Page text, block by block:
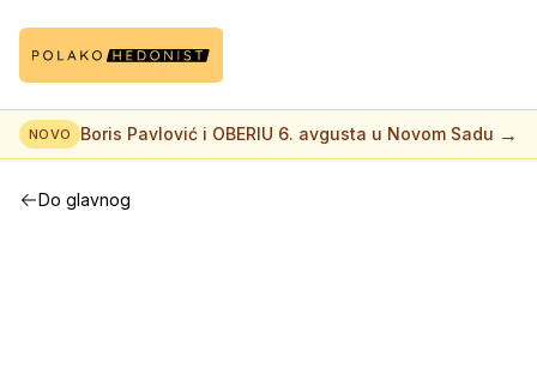
NOVO Boris Pavlović i OBERIU 6. avgusta u Novom Sadu →
Do glavnog